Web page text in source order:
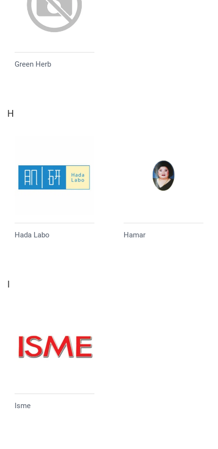
Green Herb
H
Hada Labo Hamar
I
Isme